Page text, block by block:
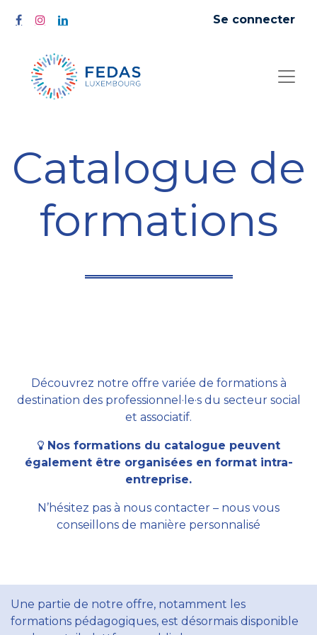
Se connecter
Catalogue de
formations
Découvrez notre offre variée de formations à
destination des professionnel·le·s du secteur social
et associatif.
Nos formations du catalogue peuvent
également être organisées en format intra-
entreprise.
N’hésitez pas à nous contacter – nous vous
conseillons de manière personnalisé
Une partie de notre offre, notamment les
formations pédagogiques, est désormais disponible